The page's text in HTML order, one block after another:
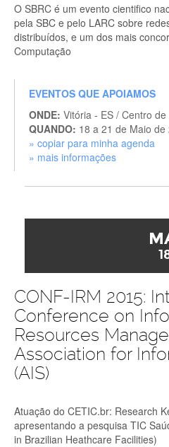
O SBRC é um evento cientifico
pela SBC e pelo LARC sobre
distribuídos, e um dos mais
Computação
EVENTOS QUE APOIAMOS
ONDE: Vitória - ES / Centro
QUANDO: 18 a 21 de Maio de
» copiar para minha agenda
» mais informações
CONF-IRM 2015:
Conference on
Resources
Association for
(AIS)
Atuação do CETIC.br: Research
apresentando a pesquisa TIC
in Brazilian Heathcare Facilities)